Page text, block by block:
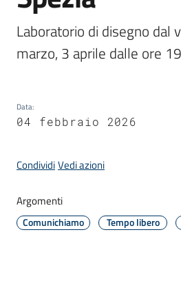
Amministrazione
Menu selezionato
Servizi
Vivere
Comune
Laboratorio di disegno dal
marzo, 3 aprile dalle ore
Data:
04 febbraio 2026
CondividiVedi azioni
Argomenti
Comunichiamo Tempo libero